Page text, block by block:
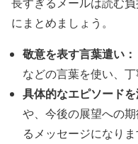
にまとめましょう。
敬意を表す言葉遣い：
などの言葉を使い、丁
具体的なエピソードを
や、今後の展望への
るメッセージになりま